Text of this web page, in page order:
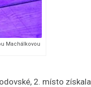
Machálkovou
2. místo získala